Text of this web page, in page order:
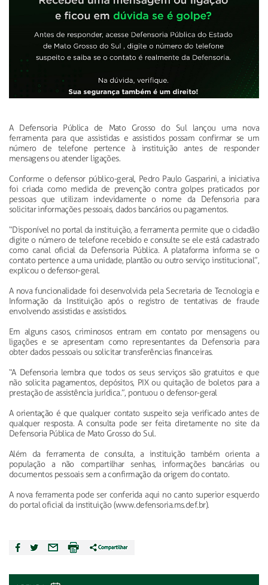
A Defensoria Pública de Mato Grosso do Sul lançou uma nova
ferramenta para que assistidas e assistidos possam confirmar se um
número de telefone pertence à instituição antes de responder
mensagens ou atender ligações.
Conforme o defensor público-geral, Pedro Paulo Gasparini, a iniciativa
foi criada como medida de prevenção contra golpes praticados por
pessoas que utilizam indevidamente o nome da Defensoria para
solicitar informações pessoais, dados bancários ou pagamentos.
“Disponível no portal da instituição, a ferramenta permite que o cidadão
digite o número de telefone recebido e consulte se ele está cadastrado
como canal oficial da Defensoria Pública. A plataforma informa se o
contato pertence a uma unidade, plantão ou outro serviço institucional”,
explicou o defensor-geral.
A nova funcionalidade foi desenvolvida pela Secretaria de Tecnologia e
Informação da Instituição após o registro de tentativas de fraude
envolvendo assistidas e assistidos.
Em alguns casos, criminosos entram em contato por mensagens ou
ligações e se apresentam como representantes da Defensoria para
obter dados pessoais ou solicitar transferências financeiras.
“A Defensoria lembra que todos os seus serviços são gratuitos e que
não solicita pagamentos, depósitos, PIX ou quitação de boletos para a
prestação de assistência jurídica.”, pontuou o defensor-geral
A orientação é que qualquer contato suspeito seja verificado antes de
qualquer resposta. A consulta pode ser feita diretamente no site da
Defensoria Pública de Mato Grosso do Sul.
Além da ferramenta de consulta, a instituição também orienta a
população a não compartilhar senhas, informações bancárias ou
documentos pessoais sem a confirmação da origem do contato.
A nova ferramenta pode ser conferida aqui no canto superior esquerdo
do portal oficial da instituição (www.defensoria.ms.def.br).